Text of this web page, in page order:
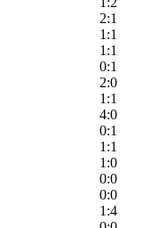
2:1
1:1
1:1
0:1
2:0
1:1
4:0
0:1
1:1
1:0
0:0
0:0
1:4